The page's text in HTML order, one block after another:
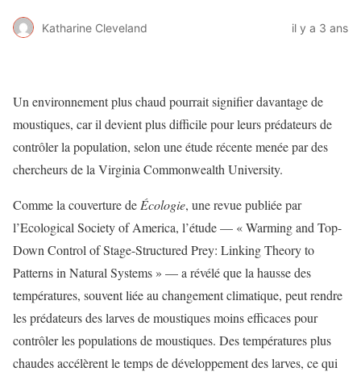
Katharine Cleveland il y a 3 ans
Un environnement plus chaud pourrait signifier davantage de
moustiques, car il devient plus difficile pour leurs prédateurs de
contrôler la population, selon une étude récente menée par des
chercheurs de la Virginia Commonwealth University.
Comme la couverture de Écologie, une revue publiée par
l’Ecological Society of America, l’étude — « Warming and Top-
Down Control of Stage-Structured Prey: Linking Theory to
Patterns in Natural Systems » — a révélé que la hausse des
températures, souvent liée au changement climatique, peut rendre
les prédateurs des larves de moustiques moins efficaces pour
contrôler les populations de moustiques. Des températures plus
chaudes accélèrent le temps de développement des larves, ce qui